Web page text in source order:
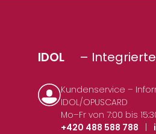
IDOL –
Kundenservice –
IDOL/OPUSCARD
Mo–Fr von 7:00 bis
+420 488 588 788
|